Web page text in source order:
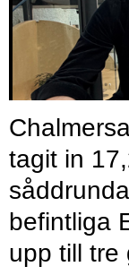
tagit in
befintliga
upp till tre